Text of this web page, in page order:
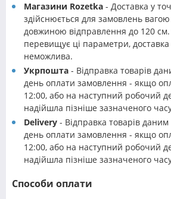
Магазини Rozetka - Доставка у
здійснюється для замовлень вагою
довжиною відправлення до 120
перевищує ці параметри, доставка
неможлива.
Укрпошта - Відправка товарів
день оплати замовлення - якщо
12:00, або на наступний робочий
надійшла пізніше зазначеного
Delivery - Відправка товарів
день оплати замовлення - якщо
12:00, або на наступний робочий
надійшла пізніше зазначеного
Способи оплати